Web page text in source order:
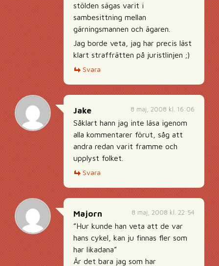
stölden sägas varit i
sambesittning mellan
gärningsmannen och ägaren.
Jag borde veta, jag har precis läst
klart straffrätten på juristlinjen ;)
Svara
8 maj, 2008 kl. 16:06
Jake
Såklart hann jag inte läsa igenom
alla kommentarer förut, såg att
andra redan varit framme och
upplyst folket.
Svara
8 maj, 2008 kl. 22:54
Majorn
”Hur kunde han veta att de var
hans cykel, kan ju finnas fler som
har likadana”
Är det bara jag som har